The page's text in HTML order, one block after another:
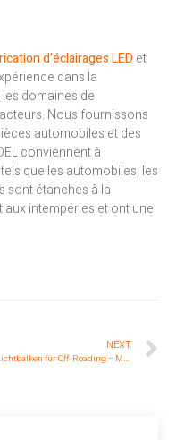
d’éclairages LED et
dans la
domaines de
Nous fournissons
automobiles et des
conviennent à
que les automobiles, les
sont étanches à la
aux intempéries et ont une
NEXT
LED-Lichtbalken für Off-Roading – Mehr Sicherheit und Leistung